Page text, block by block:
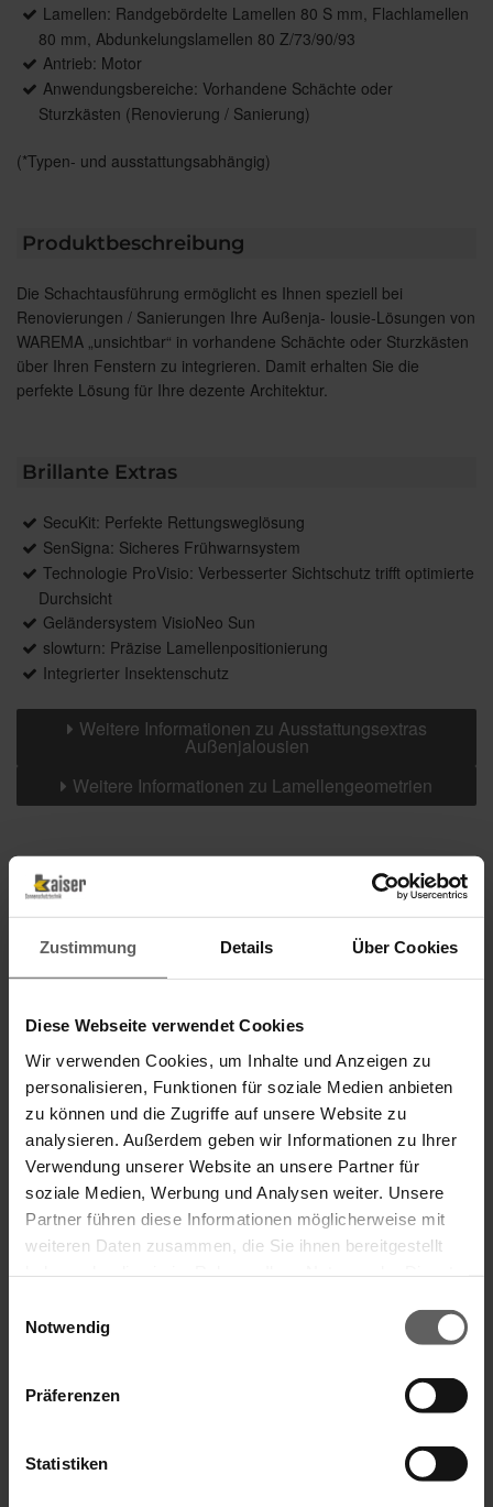
Zustimmung Details Über Cookies
Diese Webseite verwendet Cookies
Wir verwenden Cookies, um Inhalte und Anzeigen zu
personalisieren, Funktionen für soziale Medien anbieten
zu können und die Zugriffe auf unsere Website zu
analysieren. Außerdem geben wir Informationen zu Ihrer
Verwendung unserer Website an unsere Partner für
soziale Medien, Werbung und Analysen weiter. Unsere
Partner führen diese Informationen möglicherweise mit
weiteren Daten zusammen, die Sie ihnen bereitgestellt
Notwendig
Präferenzen
Statistiken
Lamellen: Randgebördelte Lamellen 80 S mm, Flachlamellen
80 mm, Abdunkelungslamellen 80 Z/73/90/93
Antrieb: Motor
Anwendungsbereiche: Vorhandene Schächte oder
Sturzkästen (Renovierung / Sanierung)
(*Typen- und ausstattungsabhängig)
Produktbeschreibung
Die Schachtausführung ermöglicht es Ihnen speziell bei
Renovierungen / Sanierungen Ihre Außenja- lousie-Lösungen von
WAREMA „unsichtbar“ in vorhandene Schächte oder Sturzkästen
über Ihren Fenstern zu integrieren. Damit erhalten Sie die
perfekte Lösung für Ihre dezente Architektur.
Brillante Extras
SecuKit: Perfekte Rettungsweglösung
SenSigna: Sicheres Frühwarnsystem
Technologie ProVisio: Verbesserter Sichtschutz trifft optimierte
Durchsicht
Geländersystem VisioNeo Sun
slowturn: Präzise Lamellenpositionierung
Integrierter Insektenschutz
Weitere Informationen zu Ausstattungsextras
Außenjalousien
Weitere Informationen zu Lamellengeometrien
Farben
Das könnte Sie auch interessieren